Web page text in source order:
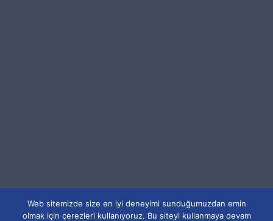
© SFS Bilişim . Tüm Hakları Saklıdır
Web sitemizde size en iyi deneyimi sunduğumuzdan emin
olmak için çerezleri kullanıyoruz. Bu siteyi kullanmaya devam